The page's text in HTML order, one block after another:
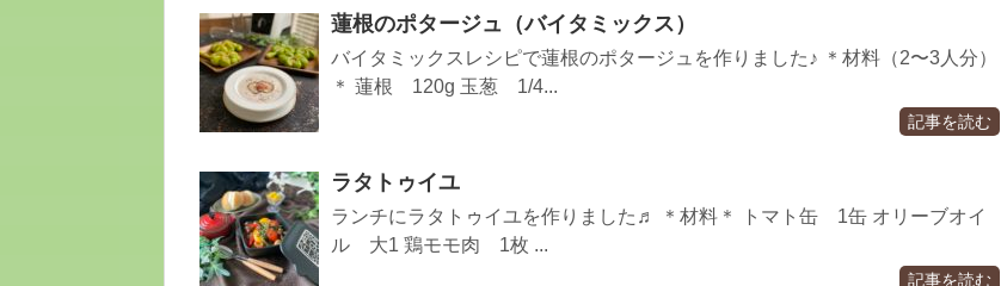
蓮根のポタージュ（バイタミックス）
バイタミックスレシピで蓮根のポタージュを作りました♪ ＊材料（2〜3人分）
＊ 蓮根 120g 玉葱 1/4...
記事を読む
ラタトゥイユ
ランチにラタトゥイユを作りました♬ ＊材料＊ トマト缶 1缶 オリーブオイ
ル 大1 鶏モモ肉 1枚 ...
記事を読む